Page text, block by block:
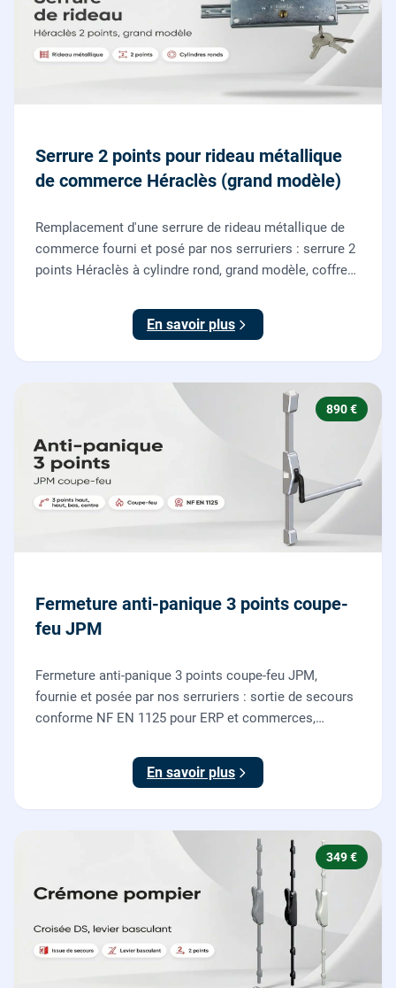
Serrure 2 points pour rideau métallique
de commerce Héraclès (grand modèle)
Remplacement d'une serrure de rideau métallique de
commerce fourni et posé par nos serruriers : serrure 2
points Héraclès à cylindre rond, grand modèle, coffre
des deux points de verrouillage.
En savoir plus
890 €
Fermeture anti-panique 3 points coupe-
feu JPM
Fermeture anti-panique 3 points coupe-feu JPM,
fournie et posée par nos serruriers : sortie de secours
conforme NF EN 1125 pour ERP et commerces,
En savoir plus
349 €